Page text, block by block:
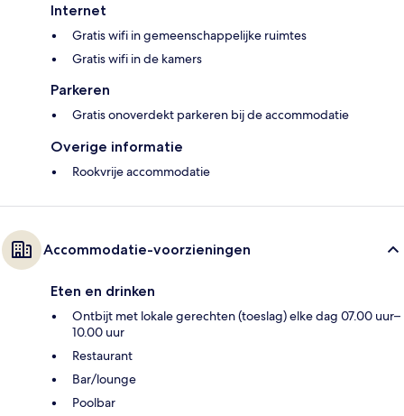
Internet
Gratis wifi in gemeenschappelijke ruimtes
Gratis wifi in de kamers
Parkeren
Gratis onoverdekt parkeren bij de accommodatie
Overige informatie
Rookvrije accommodatie
Accommodatie-voorzieningen
Eten en drinken
Ontbijt met lokale gerechten (toeslag) elke dag 07.00 uur–
10.00 uur
Restaurant
Bar/lounge
Poolbar